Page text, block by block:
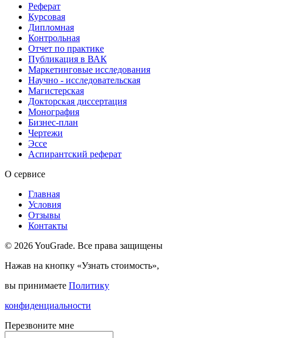
Реферат
Курсовая
Дипломная
Контрольная
Отчет по практике
Публикация в ВАК
Маркетинговые исследования
Научно - исследовательская
Магистерская
Докторская диссертация
Монография
Бизнес-план
Чертежи
Эссе
Аспирантский реферат
О сервисе
Главная
Условия
Отзывы
Контакты
© 2026 YouGrade. Все права защищены
Нажав на кнопку «Узнать стоимость»,
вы принимаете Политику
конфиденциальности
Перезвоните мне